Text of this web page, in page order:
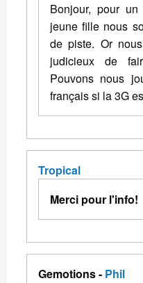
Bonjour, pour
jeune fille nous
de piste. Or
judicieux de
Pouvons nous
français si la 3G
Tropical
Merci pour l'info!
Gemotions - Phil